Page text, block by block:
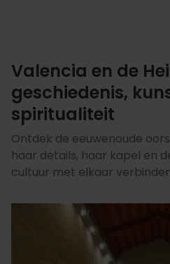
Valencia en de
geschiedenis,
spiritualiteit
Ontdek de eeuwenoude
haar details, haar kapel en
cultuur met elkaar